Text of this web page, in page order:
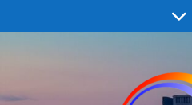
至